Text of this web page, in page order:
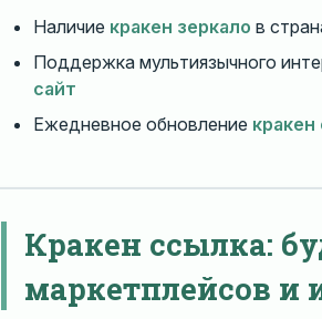
Наличие кракен зеркало в
Поддержка мультиязычного
сайт
Ежедневное обновление кракен
Кракен ссылка:
маркетплейсов и